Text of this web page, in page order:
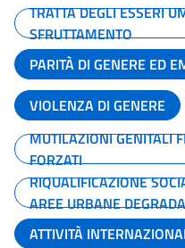
TRATTA DEGLI ESSERI
SFRUTTAMENTO
PARITÀ DI GENERE ED
VIOLENZA DI GENERE
MUTILAZIONI GENITALI
FORZATI
RIQUALIFICAZIONE
AREE URBANE
ATTIVITÀ